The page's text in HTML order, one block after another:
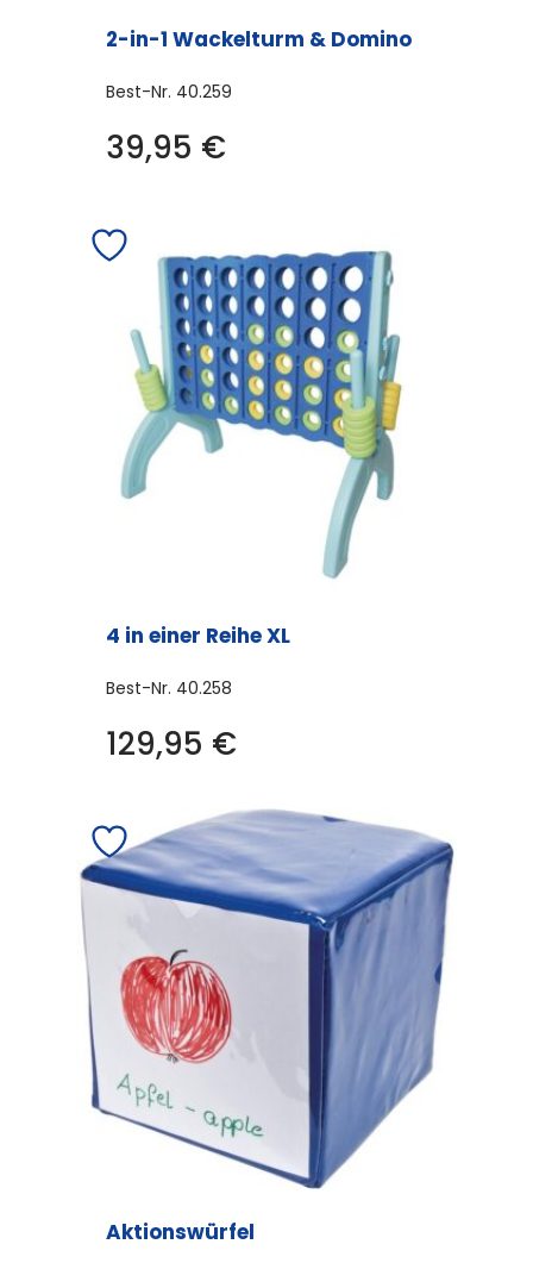
2-in-1 Wackelturm & Domino
Best-Nr. 40.259
39,95 €
4 in einer Reihe XL
Best-Nr. 40.258
129,95 €
Aktionswürfel